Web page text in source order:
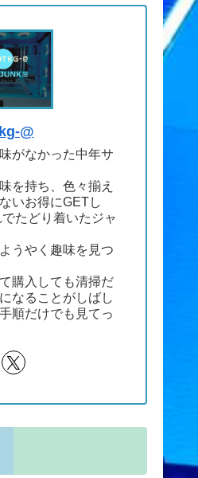
@
がなかった中年サ
を持ち、色々揃え
いお得にGETし
たどり着いたジャ
うやく趣味を見つ
購入しても清掃だ
なることがしばし
順だけでも見てっ